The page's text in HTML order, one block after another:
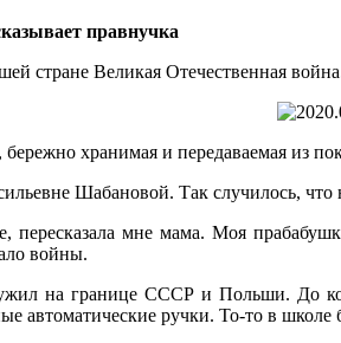
правнучка
стране Великая Отечественная
хранимая и передаваемая из
Шабановой. Так случилось,
мне мама. Моя
войны.
на границе СССР и Польши. До
автоматические ручки. То-то в